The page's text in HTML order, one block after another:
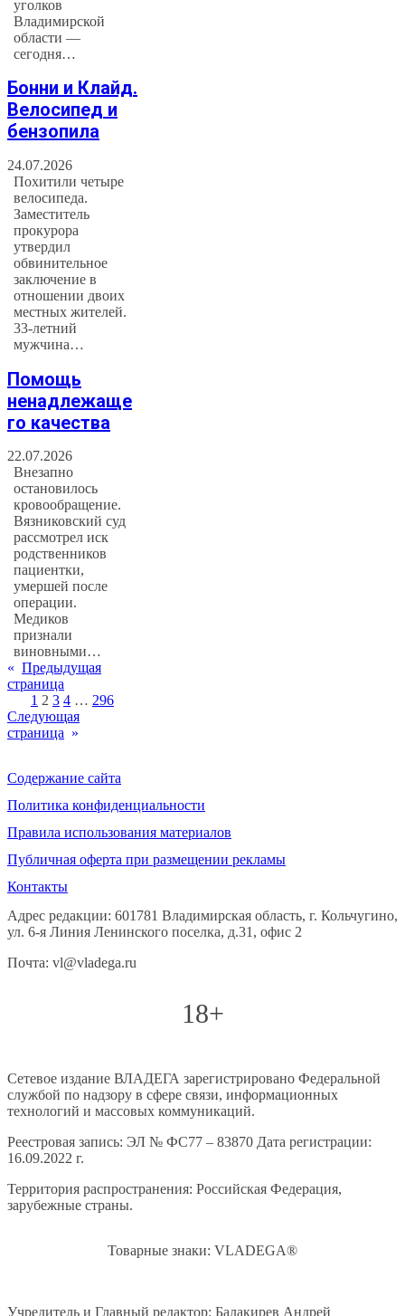
уголков
Владимирской
области —
сегодня…
Бонни и Клайд.
Велосипед и
бензопила
24.07.2026
Похитили четыре
велосипеда.
Заместитель
прокурора
утвердил
обвинительное
заключение в
отношении двоих
местных жителей.
33-летний
мужчина…
Помощь
ненадлежаще
го качества
22.07.2026
Внезапно
остановилось
кровообращение.
Вязниковский суд
рассмотрел иск
родственников
пациентки,
умершей после
операции.
Медиков
признали
виновными…
« Предыдущая
страница
1 2 3 4 … 296
Следующая
страница »
Содержание сайта
Политика конфиденциальности
Правила использования материалов
Публичная оферта при размещении рекламы
Контакты
Адрес редакции: 601781 Владимирская область, г. Кольчугино,
ул. 6-я Линия Ленинского поселка, д.31, офис 2
Почта: vl@vladega.ru
18+
Сетевое издание ВЛАДЕГА зарегистрировано Федеральной
службой по надзору в сфере связи, информационных
технологий и массовых коммуникаций.
Реестровая запись: ЭЛ № ФС77 – 83870 Дата регистрации:
16.09.2022 г.
Территория распространения: Российская Федерация,
зарубежные страны.
Товарные знаки: VLADEGA®
Учредитель и Главный редактор: Балакирев Андрей